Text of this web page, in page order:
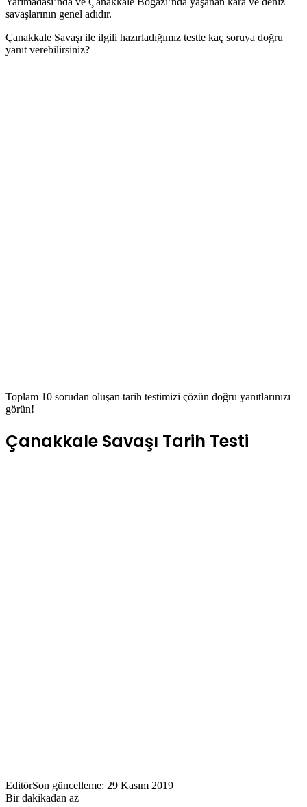
savaşlarının genel adıdır.
Çanakkale Savaşı ile ilgili hazırladığımız testte kaç soruya doğru
yanıt verebilirsiniz?
Toplam 10 sorudan oluşan tarih testimizi çözün doğru yanıtlarınızı
görün!
Çanakkale Savaşı Tarih Testi
EditörSon güncelleme: 29 Kasım 2019
Bir dakikadan az